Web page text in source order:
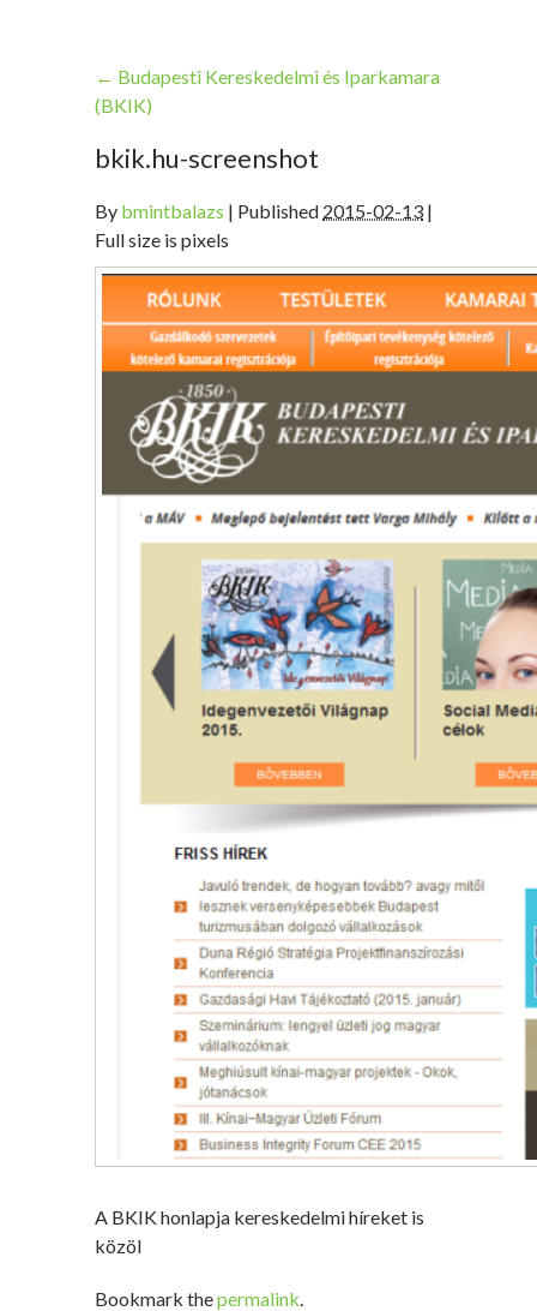
← Budapesti Kereskedelmi és Iparkamara
(BKIK)
bkik.hu-screenshot
By bmintbalazs | Published 2015-02-13 |
Full size is pixels
A BKIK honlapja kereskedelmi híreket is
közöl
Bookmark thepermalink